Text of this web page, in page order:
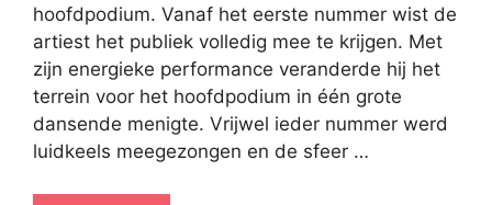
hoofdpodium. Vanaf het eerste nummer wist de
artiest het publiek volledig mee te krijgen. Met
zijn energieke performance veranderde hij het
terrein voor het hoofdpodium in één grote
dansende menigte. Vrijwel ieder nummer werd
luidkeels meegezongen en de sfeer …